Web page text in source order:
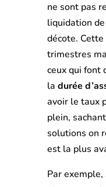
ne sont pas
liquidation
décote. Cette
trimestres
ceux qui font
la durée
avoir le taux
plein,
solutions on
est la plus
Par